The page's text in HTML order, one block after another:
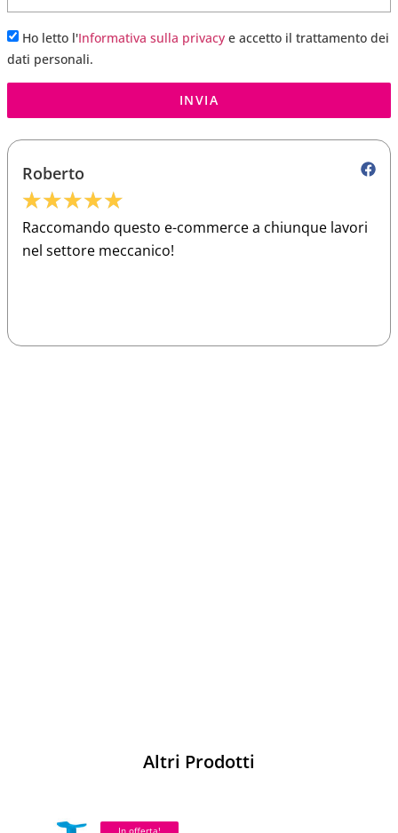
Ho letto l'Informativa sulla privacy e accetto il trattamento dei
dati personali.
INVIA
Roberto
★★★★★
Raccomando questo e-commerce a chiunque lavori
nel settore meccanico!
Altri Prodotti
In offerta!